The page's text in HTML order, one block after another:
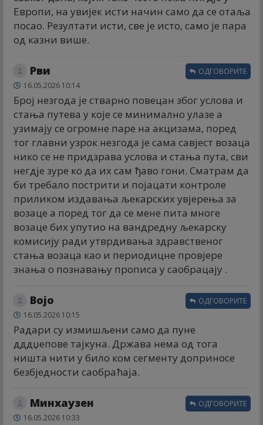
Европи, на увијек исти начин само да се отаља
посао. Резултати исти, све је исто, само је пара
од казни више.
Рви
16.05.2026 10:14
Број незгода је стварно повецан због услова и
стања путева у које се минимално улазе а
узимају се огромне паре на акцизама, поред
тог главни узрок незгода је сама савјест возаца
нико се не придзрава услова и стања пута, сви
негдје зуре ко да их сам ђаво гони. Сматрам да
би требало пострити и појацати контроле
приликом издавања љекарских увјерења за
возаце а поред тог да се мене пита многе
возаце бих упутио на вандредну љекарску
комисију ради утврдивања здравственог
стања возаца као и периодицне провјере
знања о познавању прописа у саобрацају .
ОДГОВОРИТЕ
Војо
16.05.2026 10:15
Радари су измишљени само да пуне
дддџепове тајкуна. Држава нема од тога
ништа нити у било ком сегменту доприносе
безбједности саобраћаја.
ОДГОВОРИТЕ
Минхаузен
16.05.2026 10:33
ОДГОВОРИТЕ